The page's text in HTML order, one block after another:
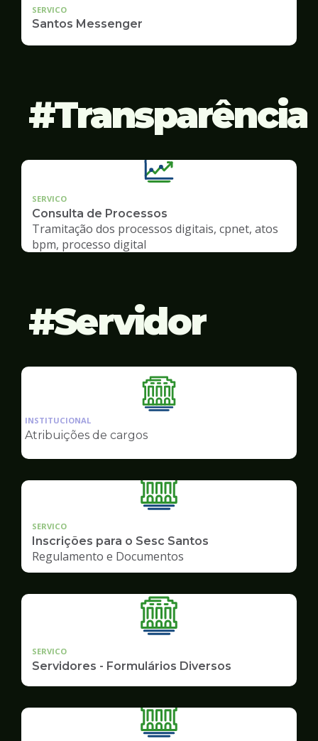
SERVICO
Santos Messenger
Transparência
SERVICO
Consulta de Processos
Tramitação dos processos digitais, cpnet, atos
bpm, processo digital
Servidor
Ilustração
da
Servidor
INSTITUCIONAL
Atribuições de cargos
SERVICO
Inscrições para o Sesc Santos
Regulamento e Documentos
SERVICO
Servidores - Formulários Diversos